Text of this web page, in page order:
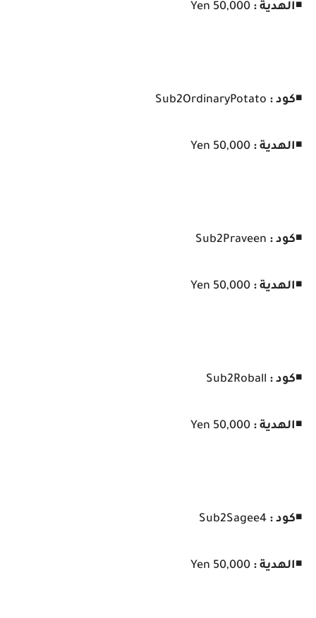
◾الهدية :
◾كود :
◾الهدية :
◾كود :
◾الهدية :
◾كود :
◾الهدية :
◾كود :
◾الهدية :